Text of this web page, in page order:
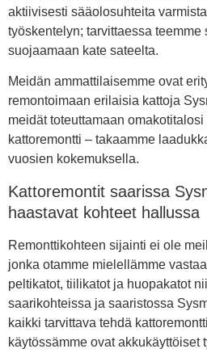
aktiivisesti sääolosuhteita
työskentelyn; tarvittaessa teemme
suojaamaan kate sateelta.
Meidän ammattilaisemme ovat
remontoimaan erilaisia kattoja
meidät toteuttamaan
kattoremontti – takaamme
vuosien kokemuksella.
Kattoremontit saarissa
haastavat kohteet hallussa
Remonttikohteen sijainti ei ole
jonka otamme mielellämme
peltikatot, tiilikatot ja huopakatot
saarikohteissa ja saaristossa
kaikki tarvittava tehdä
käytössämme ovat akkukäyttöiset